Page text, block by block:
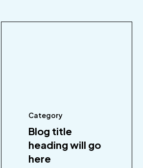
Category
Blog title
heading will go
here